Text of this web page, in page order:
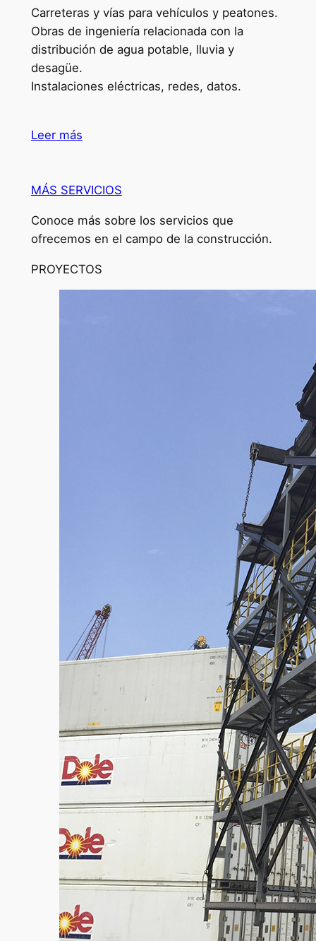
Carreteras y vías para vehículos y peatones.
Obras de ingeniería relacionada con la
distribución de agua potable, lluvia y
desagüe.
Instalaciones eléctricas, redes, datos.
Leer más
MÁS SERVICIOS
Conoce más sobre los servicios que
ofrecemos en el campo de la construcción.
PROYECTOS